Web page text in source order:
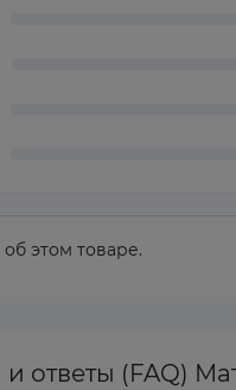
этом товаре.
ответы (FAQ)